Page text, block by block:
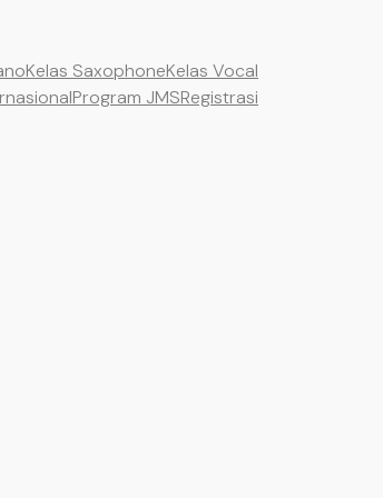
Kelas SaxophoneKelas Vocal
Program JMSRegistrasi